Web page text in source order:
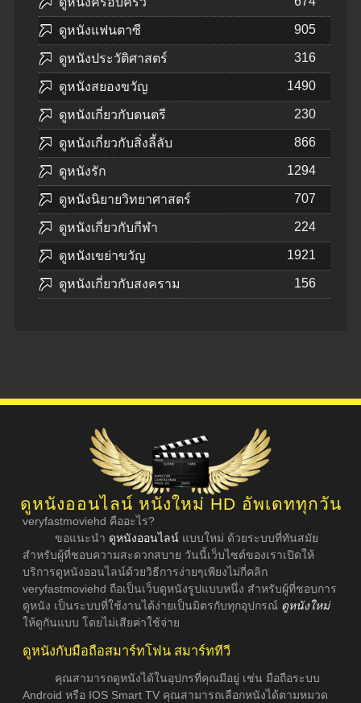
ดูหนังแฟนตาซี 905
ดูหนังประวัติศาสตร์ 316
ดูหนังสยองขวัญ 1490
ดูหนังเกี่ยวกับดนตรี 230
ดูหนังเกี่ยวกับสิ่งลี้ลับ 866
ดูหนังรัก 1294
ดูหนังนิยายวิทยาศาสตร์ 707
ดูหนังเกี่ยวกับกีฬา 224
ดูหนังเขย่าขวัญ 1921
ดูหนังเกี่ยวกับสงคราม 156
ดูหนังออนไลน์ หนังใหม่ HD อัพเดททุกวัน
veryfastmoviehd คืออะไร?
ขอแนะนำ ดูหนังออนไลน์ แบบใหม่ ด้วยระบบที่ทันสมัย
สำหรับผู้ที่ชอบความสะดวกสบาย วันนี้เว็บไซต์ของเราเปิดให้
บริการดูหนังออนไลน์ด้วยวิธีการง่ายๆเพียงไม่กี่คลิก
veryfastmoviehd ถือเป็นเว็บดูหนังรูปแบบหนึ่ง สำหรับผู้ที่ชอบการ
ดูหนัง เป็นระบบที่ใช้งานได้ง่ายเป็นมิตรกับทุกอุปกรณ์ ดูหนังใหม่
ให้ดูกันแบบ โดยไม่เสียค่าใช้จ่าย
ดูหนังกับมือถือสมาร์ทโฟน สมาร์ททีวี
คุณสามารถดูหนังได้ในอุปกรที่คุณมีอยู่ เช่น มือถือระบบ
Android หรือ IOS Smart TV คุณสามารถเลือกหนังได้ตามหมวด